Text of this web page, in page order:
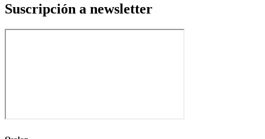
Suscripción a newsletter